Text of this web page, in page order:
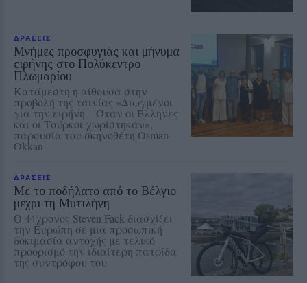
ΔΡΑΣΕΙΣ
Μνήμες προσφυγιάς και μήνυμα
ειρήνης στο Πολύκεντρο
Πλωμαρίου
Κατάμεστη η αίθουσα στην
προβολή της ταινίας «Διωγμένοι
για την ειρήνη – Όταν οι Έλληνες
και οι Τούρκοι χωρίστηκαν»,
παρουσία του σκηνοθέτη Osman
Okkan
ΔΡΑΣΕΙΣ
Με το ποδήλατο από το Βέλγιο
μέχρι τη Μυτιλήνη
Ο 44χρονος Steven Fack διασχίζει
την Ευρώπη σε μια προσωπική
δοκιμασία αντοχής με τελικό
προορισμό την ιδιαίτερη πατρίδα
της συντρόφου του